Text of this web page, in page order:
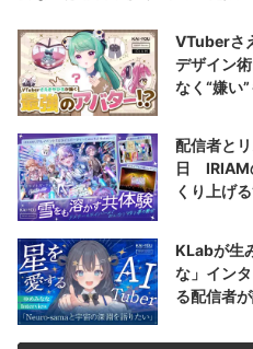
VTuberさ
デザイン
なく“嫌い
配信者と
日 IRIAM
くり上げる
KLabが生
な」イン
る配信者